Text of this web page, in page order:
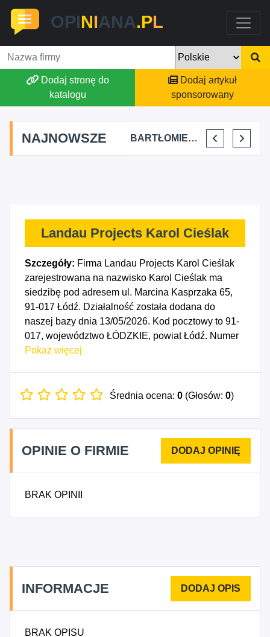
OPINIANA.PL
Dodaj stronę do
katalogu
Dodaj artykuł
sponsorowany
NAJNOWSZE
FJK-IT FILIP SZYMAŃSKI BARTŁOMIEJ DYLIK CLOUDY AFFAIRS INTERNATIONAL
Landau Projects Karol Cieślak
Szczegóły: Firma Landau Projects Karol Cieślak
zarejestrowana na nazwisko Karol Cieślak ma
siedzibę pod adresem ul. Marcina Kasprzaka 65,
91-017 Łódź. Działalność została dodana do
naszej bazy dnia 13/05/2026. Kod pocztowy to 91-
017, województwo ŁÓDZKIE, powiat Łódź. Numer
Identyfikacji Podatkowej NIP to 8331358194, a
rozpoczęcia działalności gospodarczej przypada
zakresie informatyki oraz zarządzaniem
urządzeniami informatycznymi, 6290Z - Pozostała
działalność usługowa w zakresie technologii
Pokaż więcej
Średnia ocena: 0 (Głosów: 0)
OPINIE O FIRMIE
BRAK OPINII
INFORMACJE
BRAK OPISU